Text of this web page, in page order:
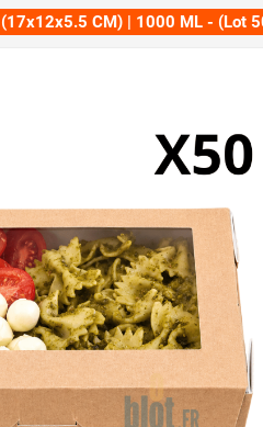
CM) | 1000 ML - (Lot